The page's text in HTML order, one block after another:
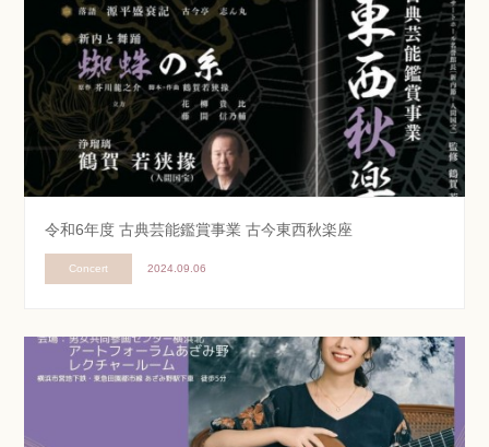
令和6年度 古典芸能鑑賞事業 古今東西秋楽座
Concert 2024.09.06